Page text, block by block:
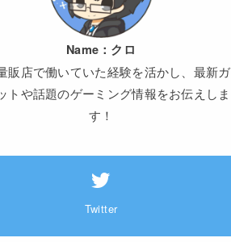
Name： クロ
販店で働いていた経験を活かし、最新ガ
トや話題のゲーミング情報をお伝えしま
す！
Twitter